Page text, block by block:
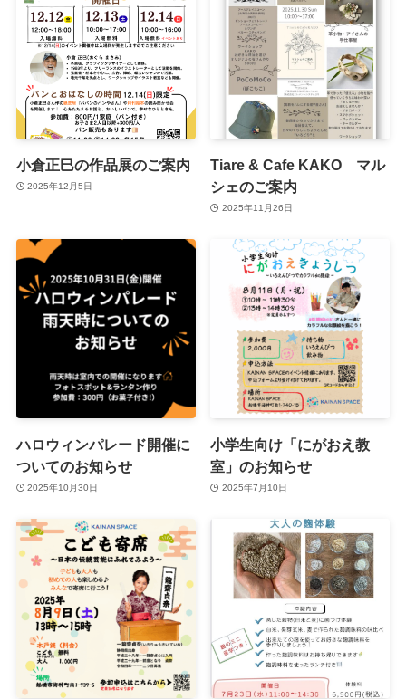
小倉正巳の作品展のご案内
2025年12月5日
Tiare & Cafe KAKO マル
シェのご案内
2025年11月26日
ハロウィンパレード開催に
ついてのお知らせ
2025年10月30日
小学生向け「にがおえ教
室」のお知らせ
2025年7月10日